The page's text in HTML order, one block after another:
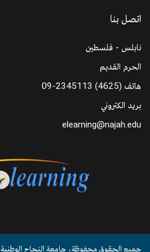
اتصل بنا
نابلس - فلسطين
الحرم القديم
هاتف 09-2345113 (4625)
بريد الكتروني
elearning@najah.edu
جميع الحقوق محفوظة، جامعة النجاح الوطنية